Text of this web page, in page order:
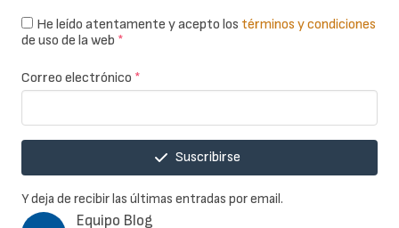
Equipo Blog
He leído atentamente y acepto los términos y condiciones
de uso de la web *
Correo electrónico *
Suscribirse
Y deja de recibir las últimas entradas por email.